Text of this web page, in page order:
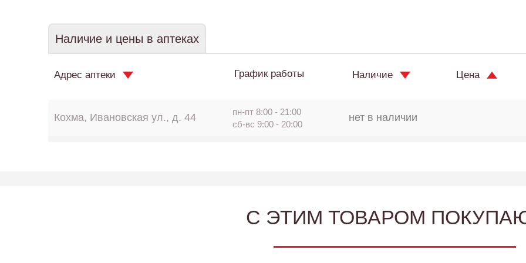
Наличие и цены в аптеках
Адрес аптеки График работы Наличие Цена
Кохма, Ивановская ул., д. 44
пн-пт 8:00 - 21:00
сб-вс 9:00 - 20:00
нет в наличии
C ЭТИМ ТОВАРОМ